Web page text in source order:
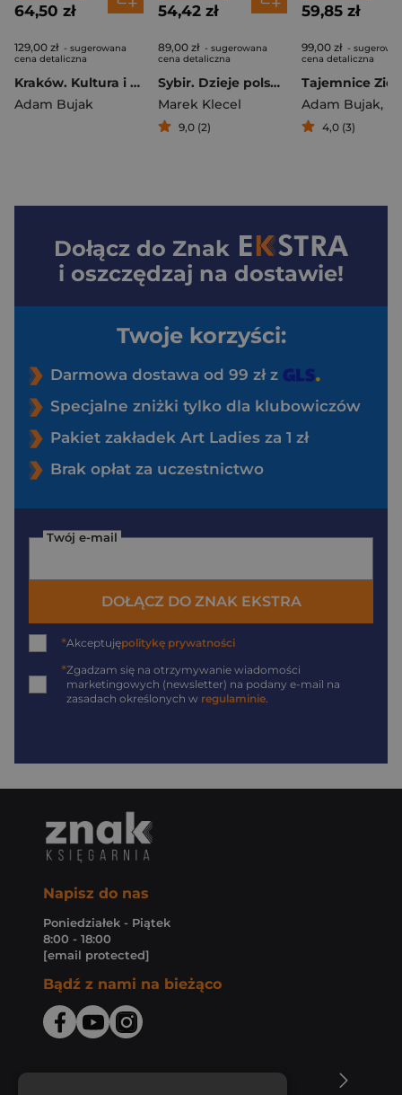
64,50 zł
129,00 zł - sugerowana
cena detaliczna
Kraków. Kultura i naród
Adam Bujak
54,42 zł
89,00 zł - sugerowana
cena detaliczna
Sybir. Dzieje polskich zesłańców XVIII – XX w.
Marek Klecel
9,0 (2)
59,85 zł
99,00 zł -
cena detaliczna
Adam Bujak,
4,0 (3)
Dołącz do Znak
i oszczędzaj na dostawie!
Twoje korzyści:
Darmowa dostawa od 99 zł z
Specjalne zniżki tylko dla klubowiczów
Pakiet zakładek Art Ladies za 1 zł
Brak opłat za uczestnictwo
Twój e-mail
DOŁĄCZ DO ZNAK EKSTRA
*Akceptujępolitykę prywatności
*Zgadzam się na otrzymywanie wiadomości
marketingowych (newsletter) na podany e-mail na
zasadach określonych w regulaminie
Napisz do nas
Poniedziałek - Piątek
8:00 - 18:00
[email protected]
Bądź z nami na bieżąco